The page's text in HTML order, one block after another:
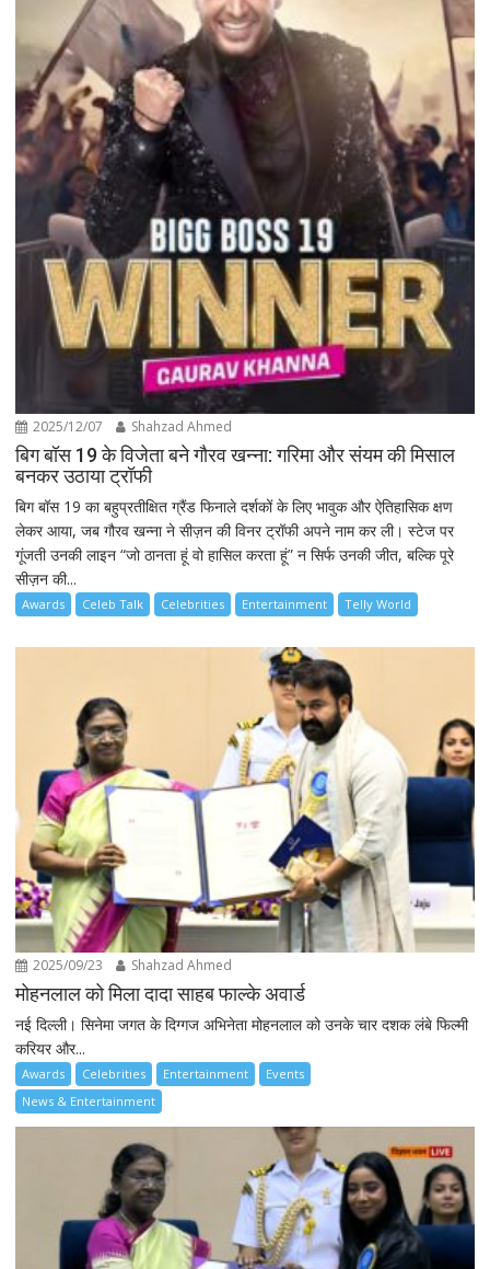
2025/12/07 Shahzad Ahmed
बिग बॉस 19 के विजेता बने गौरव खन्ना: गरिमा और संयम की मिसाल
बनकर उठाया ट्रॉफी
बिग बॉस 19 का बहुप्रतीक्षित ग्रैंड फिनाले दर्शकों के लिए भावुक और ऐतिहासिक क्षण
लेकर आया, जब गौरव खन्ना ने सीज़न की विनर ट्रॉफी अपने नाम कर ली। स्टेज पर
गूंजती उनकी लाइन “जो ठानता हूं वो हासिल करता हूं” न सिर्फ उनकी जीत, बल्कि पूरे
सीज़न की...
Awards Celeb Talk Celebrities Entertainment Telly World
2025/09/23 Shahzad Ahmed
मोहनलाल को मिला दादा साहब फाल्के अवार्ड
नई दिल्ली। सिनेमा जगत के दिग्गज अभिनेता मोहनलाल को उनके चार दशक लंबे फिल्मी
करियर और...
Awards Celebrities Entertainment
Events
News & Entertainment